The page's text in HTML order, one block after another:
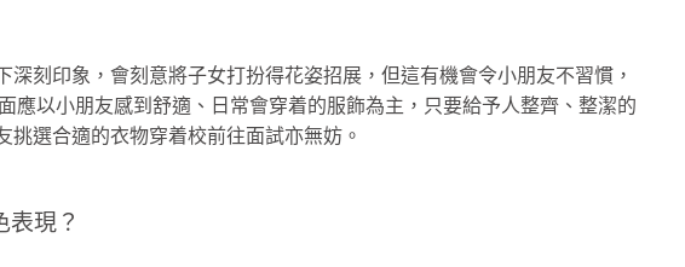
深刻印象，會刻意將子女打扮得花姿招展，但這有機會令小朋友不習慣，
應以小朋友感到舒適、日常會穿着的服飾為主，只要給予人整齊、整潔的
選合適的衣物穿着校前往面試亦無妨。
表現？